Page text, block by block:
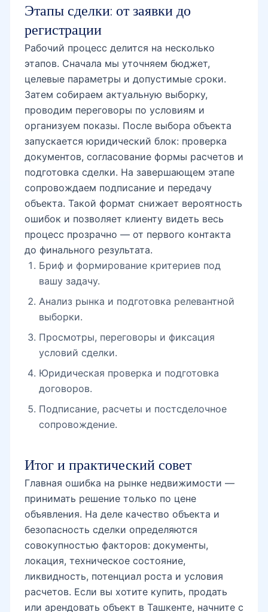
Этапы сделки: от заявки до
регистрации
Рабочий процесс делится на несколько
этапов. Сначала мы уточняем бюджет,
целевые параметры и допустимые сроки.
Затем собираем актуальную выборку,
проводим переговоры по условиям и
организуем показы. После выбора объекта
запускается юридический блок: проверка
документов, согласование формы расчетов и
подготовка сделки. На завершающем этапе
сопровождаем подписание и передачу
объекта. Такой формат снижает вероятность
ошибок и позволяет клиенту видеть весь
процесс прозрачно — от первого контакта
до финального результата.
Бриф и формирование критериев под
вашу задачу.
Анализ рынка и подготовка релевантной
выборки.
Просмотры, переговоры и фиксация
условий сделки.
Юридическая проверка и подготовка
договоров.
Подписание, расчеты и постсделочное
сопровождение.
Итог и практический совет
Главная ошибка на рынке недвижимости —
принимать решение только по цене
объявления. На деле качество объекта и
безопасность сделки определяются
совокупностью факторов: документы,
локация, техническое состояние,
ликвидность, потенциал роста и условия
расчетов. Если вы хотите купить, продать
или арендовать объект в Ташкенте, начните с